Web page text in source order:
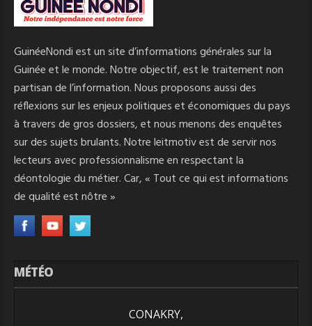
GuinéeNondi est un site d’informations générales sur la
Guinée et le monde. Notre objectif, est le traitement non
partisan de l’information. Nous proposons aussi des
réflexions sur les enjeux politiques et économiques du pays
à travers de gros dossiers, et nous menons des enquêtes
sur des sujets brulants. Notre leitmotiv est de servir nos
lecteurs avec professionnalisme en respectant la
déontologie du métier. Car, « Tout ce qui est informations
de qualité est nôtre »
MÉTÉO
CONAKRY,